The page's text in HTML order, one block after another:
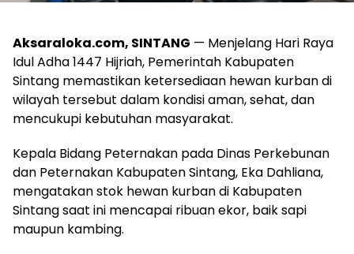
Aksaraloka.com, SINTANG — Menjelang Hari Raya
Idul Adha 1447 Hijriah, Pemerintah Kabupaten
Sintang memastikan ketersediaan hewan kurban di
wilayah tersebut dalam kondisi aman, sehat, dan
mencukupi kebutuhan masyarakat.
Kepala Bidang Peternakan pada Dinas Perkebunan
dan Peternakan Kabupaten Sintang, Eka Dahliana,
mengatakan stok hewan kurban di Kabupaten
Sintang saat ini mencapai ribuan ekor, baik sapi
maupun kambing.